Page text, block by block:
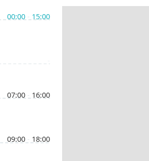
00:00 - 15:00
07:00 - 16:00
09:00 - 18:00